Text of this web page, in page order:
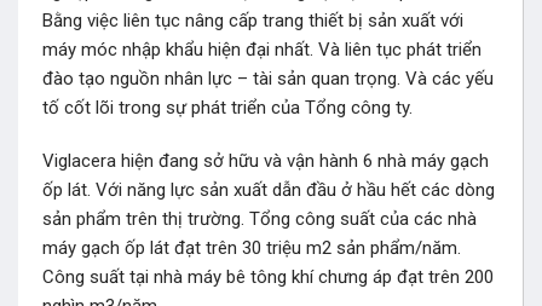
Bằng việc liên tục nâng cấp trang thiết bị sản xuất với
máy móc nhập khẩu hiện đại nhất. Và liên tục phát triển
đào tạo nguồn nhân lực – tài sản quan trọng. Và các yếu
tố cốt lõi trong sự phát triển của Tổng công ty.
Viglacera hiện đang sở hữu và vận hành 6 nhà máy gạch
ốp lát. Với năng lực sản xuất dẫn đầu ở hầu hết các dòng
sản phẩm trên thị trường. Tổng công suất của các nhà
máy gạch ốp lát đạt trên 30 triệu m2 sản phẩm/năm.
Công suất tại nhà máy bê tông khí chưng áp đạt trên 200